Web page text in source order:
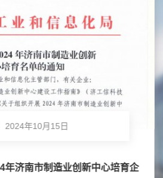
2024年10月15日
年济南市制造业创新中心培育企